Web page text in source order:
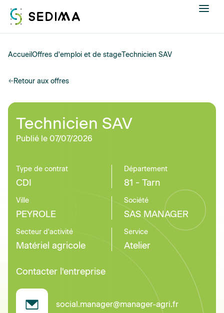
Nous connaître
Actualités
Assistance et expertise
Formations
Annuaire
Contacter
AccueilOffres d'emploi et de stageTechnicien SAV
Retour aux offres
Technicien SAV
Publié le 07/07/2026
Type de contrat
CDI
Département
81 - Tarn
Ville
PEYROLE
Société
SAS MANAGER
Secteur d'activité
Matériel agricole
Service
Atelier
Contacter l'entreprise
social.manager@manager-agri.fr